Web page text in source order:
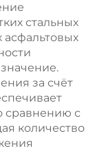
стальных
асфальтовых
за счёт
сравнению с
количество